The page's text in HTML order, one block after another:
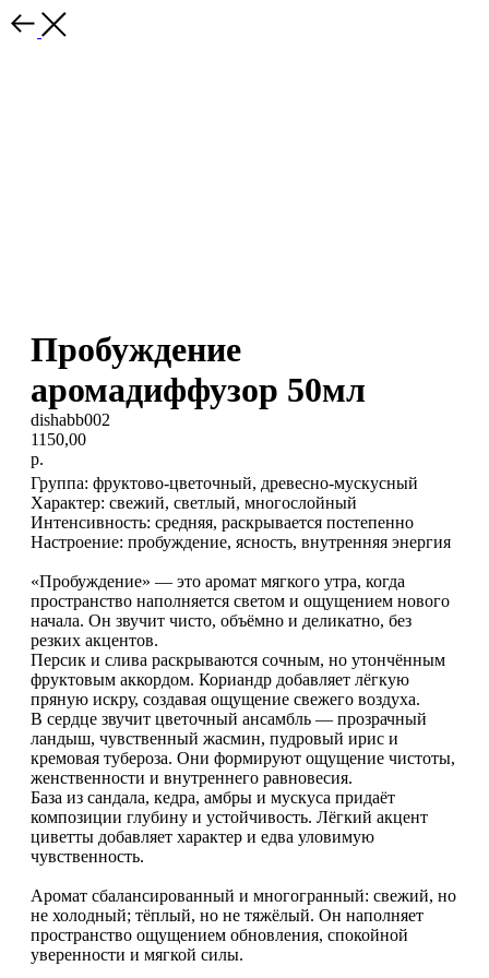
Пробуждение
аромадиффузор 50мл
dishabb002
1150,00
р.
Группа: фруктово-цветочный, древесно-мускусный
Характер: свежий, светлый, многослойный
Интенсивность: средняя, раскрывается постепенно
Настроение: пробуждение, ясность, внутренняя энергия
«Пробуждение» — это аромат мягкого утра, когда
пространство наполняется светом и ощущением нового
начала. Он звучит чисто, объёмно и деликатно, без
резких акцентов.
Персик и слива раскрываются сочным, но утончённым
фруктовым аккордом. Кориандр добавляет лёгкую
пряную искру, создавая ощущение свежего воздуха.
В сердце звучит цветочный ансамбль — прозрачный
ландыш, чувственный жасмин, пудровый ирис и
кремовая тубероза. Они формируют ощущение чистоты,
женственности и внутреннего равновесия.
База из сандала, кедра, амбры и мускуса придаёт
композиции глубину и устойчивость. Лёгкий акцент
циветты добавляет характер и едва уловимую
чувственность.
Аромат сбалансированный и многогранный: свежий, но
не холодный; тёплый, но не тяжёлый. Он наполняет
пространство ощущением обновления, спокойной
уверенности и мягкой силы.